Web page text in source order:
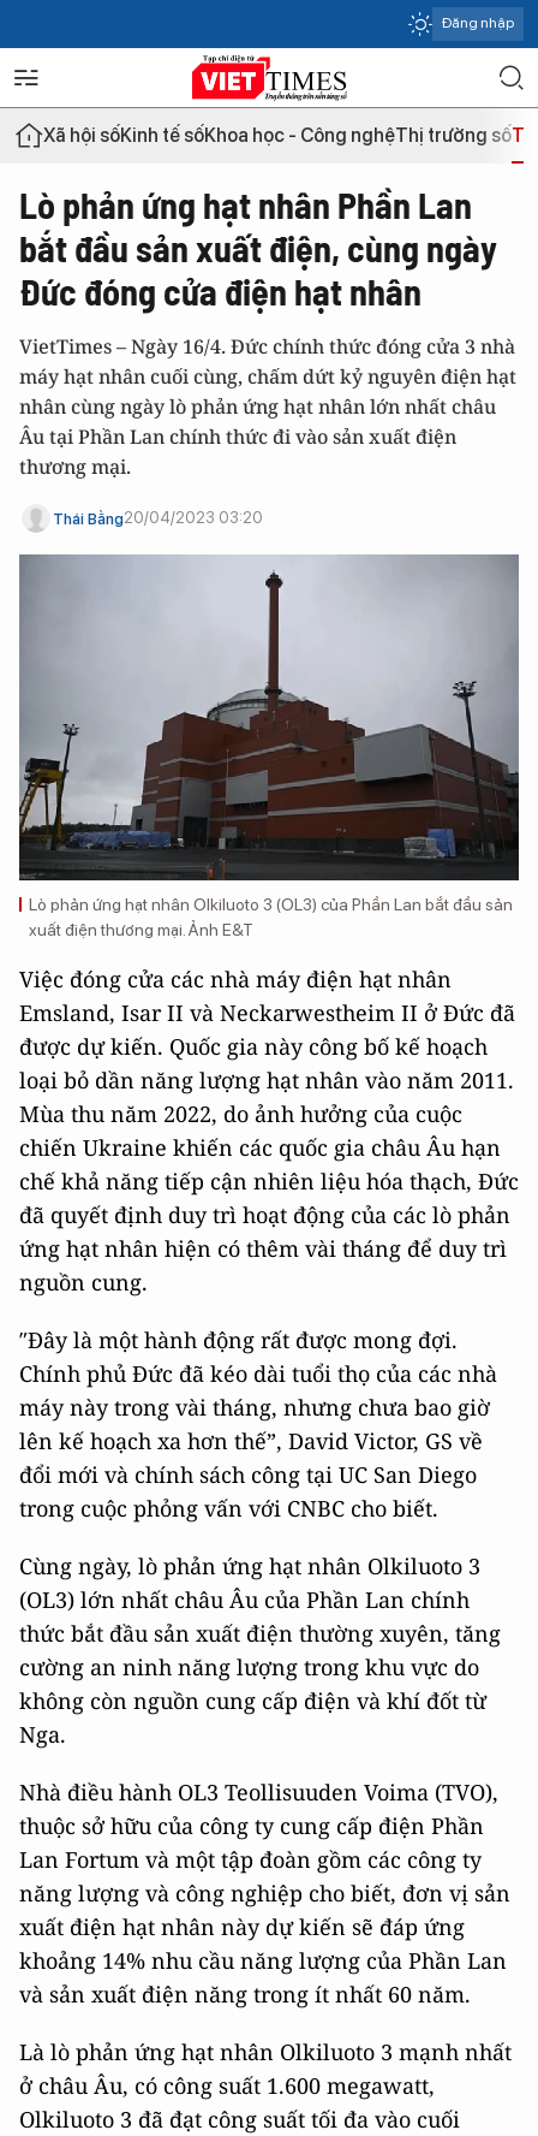
Đăng nhập
Xã hội sốKinh tế sốKhoa học - Công nghệThị trường số
Lò phản ứng hạt nhân Phần Lan
bắt đầu sản xuất điện, cùng ngày
Đức đóng cửa điện hạt nhân
VietTimes – Ngày 16/4. Đức chính thức đóng cửa 3 nhà
máy hạt nhân cuối cùng, chấm dứt kỷ nguyên điện hạt
nhân cùng ngày lò phản ứng hạt nhân lớn nhất châu
Âu tại Phần Lan chính thức đi vào sản xuất điện
thương mại.
Thái Bằng20/04/2023 03:20
Lò phản ứng hạt nhân Olkiluoto 3 (OL3) của Phần Lan bắt đầu sản
xuất điện thương mại. Ảnh E&T
Việc đóng cửa các nhà máy điện hạt nhân
Emsland, Isar II và Neckarwestheim II ở Đức đã
được dự kiến. Quốc gia này công bố kế hoạch
loại bỏ dần năng lượng hạt nhân vào năm 2011.
Mùa thu năm 2022, do ảnh hưởng của cuộc
chiến Ukraine khiến các quốc gia châu Âu hạn
chế khả năng tiếp cận nhiên liệu hóa thạch, Đức
đã quyết định duy trì hoạt động của các lò phản
ứng hạt nhân hiện có thêm vài tháng để duy trì
nguồn cung.
″Đây là một hành động rất được mong đợi.
Chính phủ Đức đã kéo dài tuổi thọ của các nhà
máy này trong vài tháng, nhưng chưa bao giờ
lên kế hoạch xa hơn thế”, David Victor, GS về
đổi mới và chính sách công tại UC San Diego
trong cuộc phỏng vấn với CNBC cho biết.
Cùng ngày, lò phản ứng hạt nhân Olkiluoto 3
(OL3) lớn nhất châu Âu của Phần Lan chính
thức bắt đầu sản xuất điện thường xuyên, tăng
cường an ninh năng lượng trong khu vực do
không còn nguồn cung cấp điện và khí đốt từ
Nga.
Nhà điều hành OL3 Teollisuuden Voima (TVO),
thuộc sở hữu của công ty cung cấp điện Phần
Lan Fortum và một tập đoàn gồm các công ty
năng lượng và công nghiệp cho biết, đơn vị sản
xuất điện hạt nhân này dự kiến sẽ đáp ứng
khoảng 14% nhu cầu năng lượng của Phần Lan
và sản xuất điện năng trong ít nhất 60 năm.
Là lò phản ứng hạt nhân Olkiluoto 3 mạnh nhất
ở châu Âu, có công suất 1.600 megawatt,
Olkiluoto 3 đã đạt công suất tối đa vào cuối